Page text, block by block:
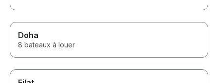
Doha
8 bateaux à louer